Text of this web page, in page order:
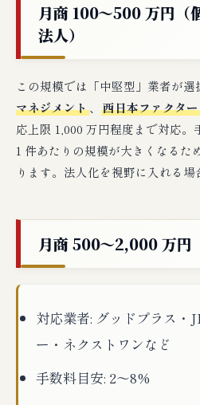
月商 100〜500 万円（
法人）
この規模では「中堅型」業者が選
マネジメント、 西日本ファクター
応上限 1,000 万円程度まで対応。
1 件あたりの規模が大きくなるた
ります。法人化を視野に入れる場
月商 500〜2,000 万円
対応業者: グッドプラス・
ー・ネクストワンなど
手数料目安: 2〜8%